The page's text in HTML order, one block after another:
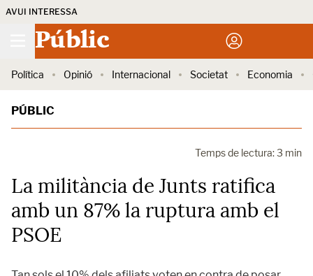
AVUI INTERESSA
Públic
Política Opinió Internacional Societat Economia
PÚBLIC
Temps de lectura: 3 min
La militància de Junts ratifica
amb un 87% la ruptura amb el
PSOE